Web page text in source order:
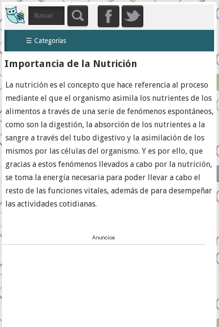
☰ Categorías
Importancia de la Nutrición
La nutrición es el concepto que hace referencia al proceso
mediante el que el organismo asimila los nutrientes de los
alimentos a través de una serie de fenómenos espontáneos,
como son la digestión, la absorción de los nutrientes a la
sangre a través del tubo digestivo y la asimilación de los
mismos por las células del organismo. Y es por ello, que
gracias a estos fenómenos llevados a cabo por la nutrición,
se toma la energía necesaria para poder llevar a cabo el
resto de las funciones vitales, además de para desempeñar
las actividades cotidianas.